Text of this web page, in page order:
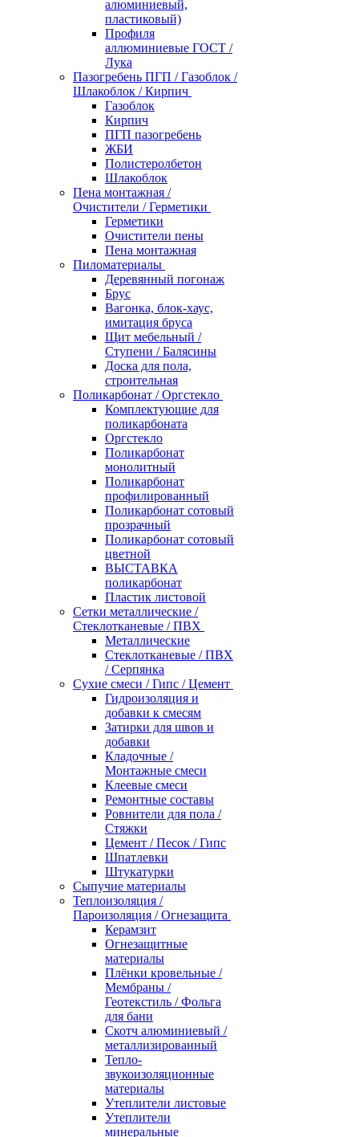
алюминиевый,
пластиковый)
Профиля
аллюминиевые ГОСТ /
Лука
Пазогребень ПГП / Газоблок /
Шлакоблок / Кирпич
Газоблок
Кирпич
ПГП пазогребень
ЖБИ
Полистеролбетон
Шлакоблок
Пена монтажная /
Очистители / Герметики
Герметики
Очистители пены
Пена монтажная
Пиломатериалы
Деревянный погонаж
Брус
Вагонка, блок-хаус,
имитация бруса
Щит мебельный /
Ступени / Балясины
Доска для пола,
строительная
Поликарбонат / Оргстекло
Комплектующие для
поликарбоната
Оргстекло
Поликарбонат
монолитный
Поликарбонат
профилированный
Поликарбонат сотовый
прозрачный
Поликарбонат сотовый
цветной
ВЫСТАВКА
поликарбонат
Пластик листовой
Сетки металлические /
Стеклотканевые / ПВХ
Металлические
Стеклотканевые / ПВХ
/ Серпянка
Сухие смеси / Гипс / Цемент
Гидроизоляция и
добавки к смесям
Затирки для швов и
добавки
Кладочные /
Монтажные смеси
Клеевые смеси
Ремонтные составы
Ровнители для пола /
Стяжки
Цемент / Песок / Гипс
Шпатлевки
Штукатурки
Сыпучие материалы
Теплоизоляция /
Пароизоляция / Огнезащита
Керамзит
Огнезащитные
материалы
Плёнки кровельные /
Мембраны /
Геотекстиль / Фольга
для бани
Скотч алюминиевый /
металлизированный
Тепло-
звукоизоляционные
материалы
Утеплители листовые
Утеплители
минеральные